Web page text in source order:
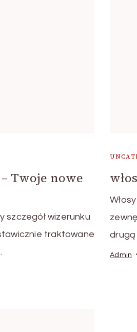
Twoje nowe
szczegół wizerunku
traktowane
drugą
Admin